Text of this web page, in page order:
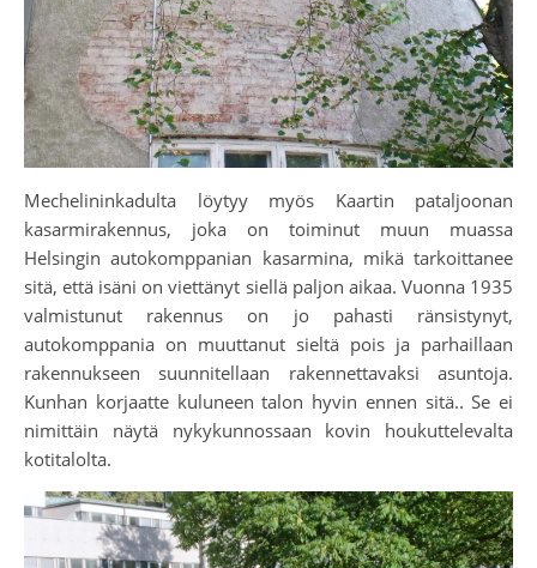
Mechelininkadulta löytyy myös Kaartin pataljoonan
kasarmirakennus, joka on toiminut muun muassa
Helsingin autokomppanian kasarmina, mikä tarkoittanee
sitä, että isäni on viettänyt siellä paljon aikaa. Vuonna 1935
valmistunut rakennus on jo pahasti ränsistynyt,
autokomppania on muuttanut sieltä pois ja parhaillaan
rakennukseen suunnitellaan rakennettavaksi asuntoja.
Kunhan korjaatte kuluneen talon hyvin ennen sitä.. Se ei
nimittäin näytä nykykunnossaan kovin houkuttelevalta
kotitalolta.